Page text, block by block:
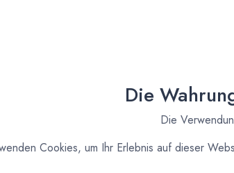
Die
Die
Cookies, um Ihr Erlebnis auf dieser